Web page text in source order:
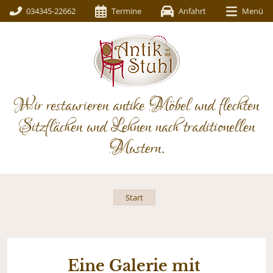
034345-22662 Termine Anfahrt Menü
Wir restaurieren antike Möbel und flechten
Sitzflächen und Lehnen nach traditionellen
Mustern.
Start
Eine Galerie mit